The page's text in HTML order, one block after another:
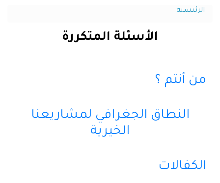
الرئيسية
الأسئلة المتكررة
من أنتم ؟
النطاق الجغرافي لمشاريعنا
الخيرية
الكفالات